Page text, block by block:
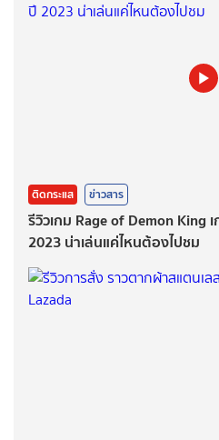
ติดกระแส ข่าวสาร
รีวิวเกม Rage of Demon King
2023 น่าเล่นแค่ไหนต้องไปชม